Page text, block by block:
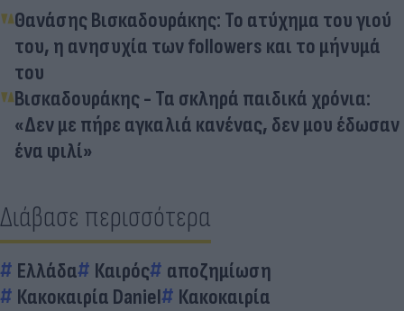
Θανάσης Βισκαδουράκης: Το ατύχημα του γιού
του, η ανησυχία των followers και το μήνυμά
του
Βισκαδουράκης - Τα σκληρά παιδικά χρόνια:
«Δεν με πήρε αγκαλιά κανένας, δεν μου έδωσαν
ένα φιλί»
Διάβασε περισσότερα
Ελλάδα Καιρός
αποζημίωση
Κακοκαιρία Daniel
Κακοκαιρία